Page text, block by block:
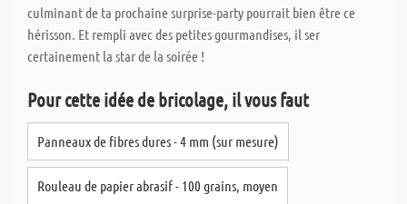
culminant de ta prochaine surprise-party pourrait bien être ce
hérisson. Et rempli avec des petites gourmandises, il ser
certainement la star de la soirée !
Pour cette idée de bricolage, il vous faut
Panneaux de fibres dures - 4 mm (sur mesure)
Rouleau de papier abrasif - 100 grains, moyen